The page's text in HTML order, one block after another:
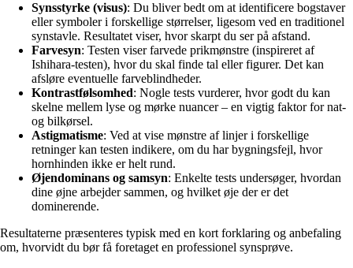
Synsstyrke (visus): Du bliver bedt om at identificere bogstaver
eller symboler i forskellige størrelser, ligesom ved en traditionel
synstavle. Resultatet viser, hvor skarpt du ser på afstand.
Farvesyn: Testen viser farvede prikmønstre (inspireret af
Ishihara-testen), hvor du skal finde tal eller figurer. Det kan
afsløre eventuelle farveblindheder.
Kontrastfølsomhed: Nogle tests vurderer, hvor godt du kan
skelne mellem lyse og mørke nuancer – en vigtig faktor for nat-
og bilkørsel.
Astigmatisme: Ved at vise mønstre af linjer i forskellige
retninger kan testen indikere, om du har bygningsfejl, hvor
hornhinden ikke er helt rund.
Øjendominans og samsyn: Enkelte tests undersøger, hvordan
dine øjne arbejder sammen, og hvilket øje der er det
dominerende.
Resultaterne præsenteres typisk med en kort forklaring og anbefaling
om, hvorvidt du bør få foretaget en professionel synsprøve.